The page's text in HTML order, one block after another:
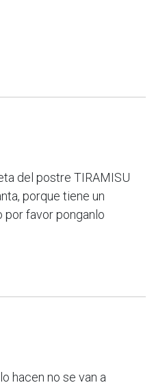
del postre TIRAMISU
porque tiene un
favor ponganlo
hacen no se van a